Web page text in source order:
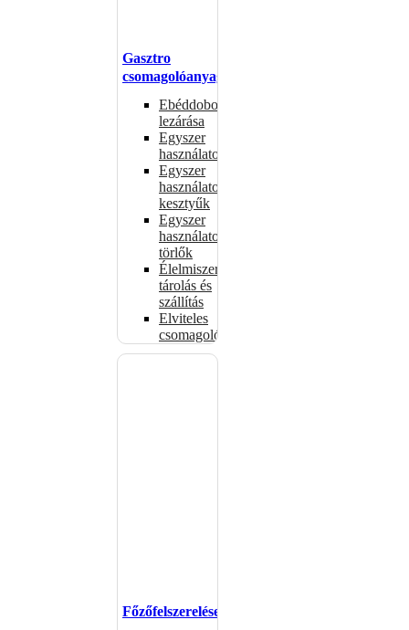
Gasztro
csomagolóanyagok
Ebéddobozok
lezárása
Egyszer
használatos
Egyszer
használatos
kesztyűk
Egyszer
használatos
törlők
Élelmiszer-
tárolás és
szállítás
Elviteles
csomagolóanyagok
Főzőfelszerelések